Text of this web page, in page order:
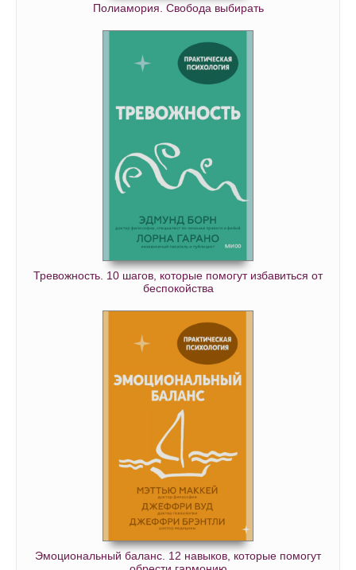
Полиамория. Свобода выбирать
Тревожность. 10 шагов, которые помогут избавиться от
беспокойства
Эмоциональный баланс. 12 навыков, которые помогут